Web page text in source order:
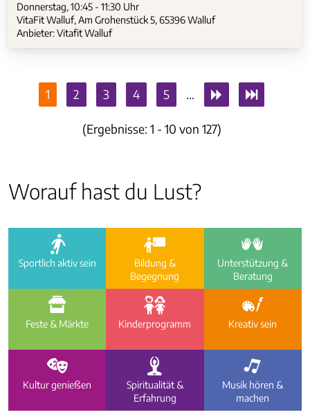
Donnerstag, 10:45 - 11:30 Uhr
VitaFit Walluf, Am Grohenstück 5, 65396 Walluf
Anbieter: Vitafit Walluf
1 2 3 4 5 ...
(Ergebnisse: 1 - 10 von 127)
Worauf hast du Lust?
a
Sportlich aktiv sein
i
Bildung &
Begegnung
e
Unterstützung &
Beratung
f
Feste & Märkte
g
Kinder­programm
h
Kreativ sein
d
Kultur genießen
c
Spiritualität &
Erfahrung
b
Musik hören &
machen